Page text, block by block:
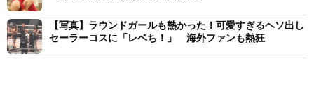
【写真】ラウンドガールも熱かった！可愛すぎるヘソ出し
セーラーコスに「レベち！」 海外ファンも熱狂